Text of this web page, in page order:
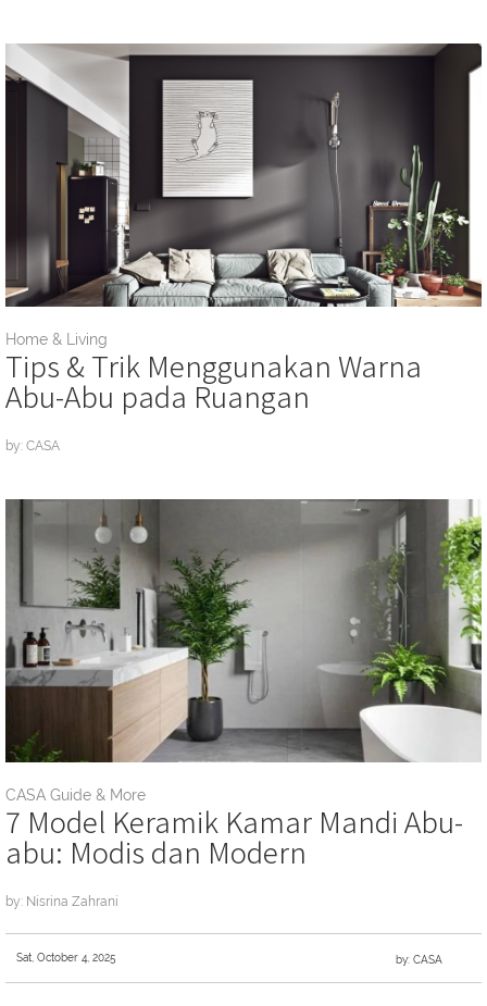
Home & Living
Tips & Trik Menggunakan Warna
Abu-Abu pada Ruangan
by: CASA
CASA Guide & More
7 Model Keramik Kamar Mandi Abu-
abu: Modis dan Modern
by: Nisrina Zahrani
Sat, October 4, 2025 by: CASA